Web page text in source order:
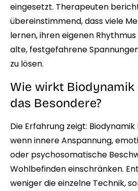
eingesetzt. Therapeuten
übereinstimmend, dass viele
lernen, ihren eigenen
alte, festgefahrene
zu lösen.
Wie wirkt Biodynamik
das Besondere?
Die Erfahrung zeigt:
wenn innere Anspannung,
oder psychosomatische
Wohlbefinden einschränken.
weniger die einzelne Technik,